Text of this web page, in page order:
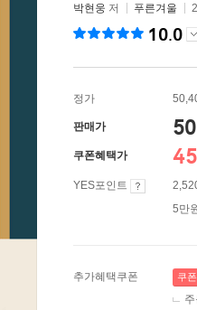
박현웅 저 푸른겨울
10.0
정가
판매가
쿠폰혜택가
YES포인트
5만
추가혜택쿠폰 쿠